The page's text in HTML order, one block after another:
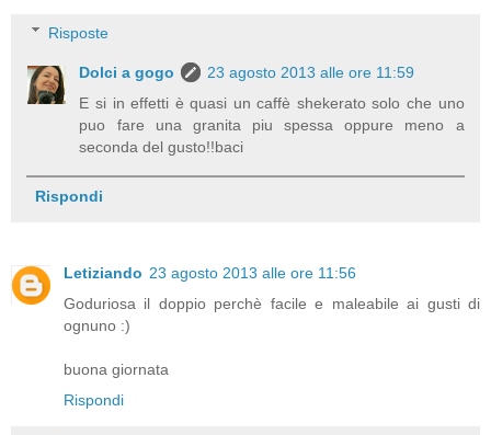
Risposte
Dolci a gogo
23 agosto 2013 alle ore 11:59
E si in effetti è quasi un caffè shekerato solo che uno
puo fare una granita piu spessa oppure meno a
seconda del gusto!!baci
Rispondi
Letiziando 23 agosto 2013 alle ore 11:56
Goduriosa il doppio perchè facile e maleabile ai gusti di
ognuno :)
buona giornata
Rispondi